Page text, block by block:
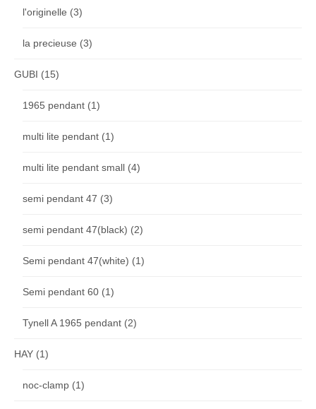
l'originelle (3)
la precieuse (3)
GUBI (15)
1965 pendant (1)
multi lite pendant (1)
multi lite pendant small (4)
semi pendant 47 (3)
semi pendant 47(black) (2)
Semi pendant 47(white) (1)
Semi pendant 60 (1)
Tynell A 1965 pendant (2)
HAY (1)
noc-clamp (1)